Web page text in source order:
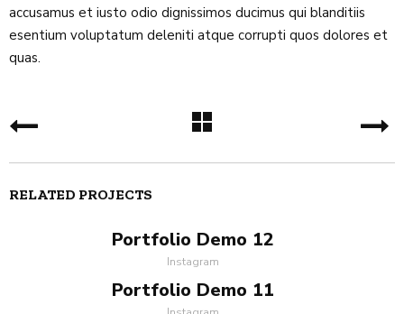
accusamus et iusto odio dignissimos ducimus qui blanditiis
esentium voluptatum deleniti atque corrupti quos dolores et
quas.
RELATED PROJECTS
Portfolio Demo 12
Instagram
Portfolio Demo 11